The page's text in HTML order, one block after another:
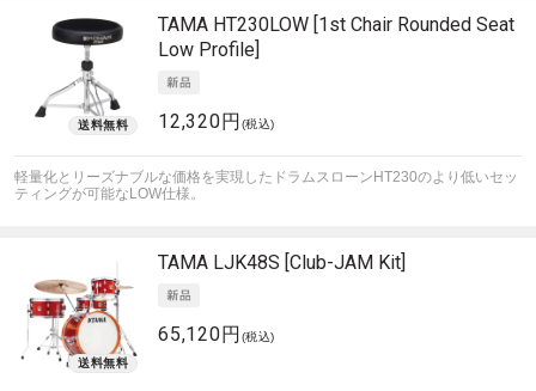
TAMA HT230LOW [1st Chair Rounded Seat
Low Profile]
12,320円 (税込)
軽量化とリーズナブルな価格を実現したドラムスローンHT230のより低いセッ
ティングが可能なLOW仕様。
TAMA LJK48S [Club-JAM Kit]
65,120円 (税込)